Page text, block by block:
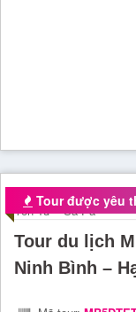
Tour được yêu
Tour du lịch
Ninh Bình –